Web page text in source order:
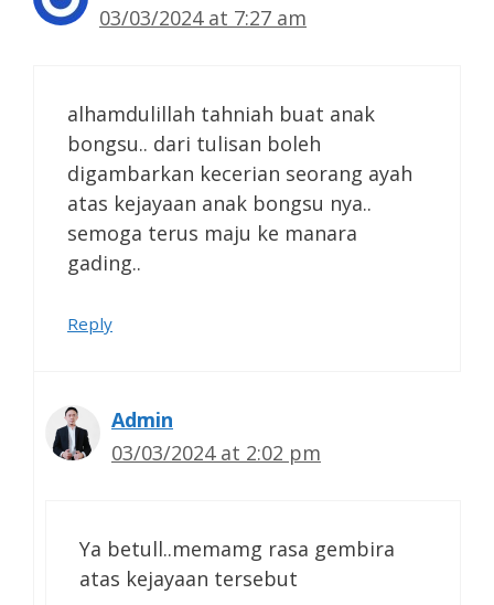
03/03/2024 at 7:27 am
alhamdulillah tahniah buat anak
bongsu.. dari tulisan boleh
digambarkan kecerian seorang ayah
atas kejayaan anak bongsu nya..
semoga terus maju ke manara
gading..
Reply
Admin
03/03/2024 at 2:02 pm
Ya betull..memamg rasa gembira
atas kejayaan tersebut